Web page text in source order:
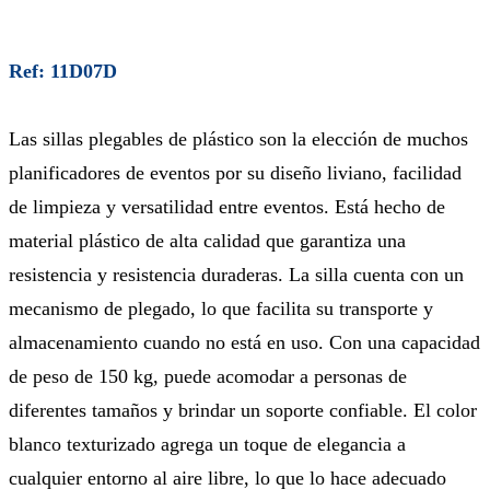
Ref: 11D07D
Las sillas plegables de plástico son la elección de muchos
planificadores de eventos por su diseño liviano, facilidad
de limpieza y versatilidad entre eventos. Está hecho de
material plástico de alta calidad que garantiza una
resistencia y resistencia duraderas. La silla cuenta con un
mecanismo de plegado, lo que facilita su transporte y
almacenamiento cuando no está en uso. Con una capacidad
de peso de 150 kg, puede acomodar a personas de
diferentes tamaños y brindar un soporte confiable. El color
blanco texturizado agrega un toque de elegancia a
cualquier entorno al aire libre, lo que lo hace adecuado